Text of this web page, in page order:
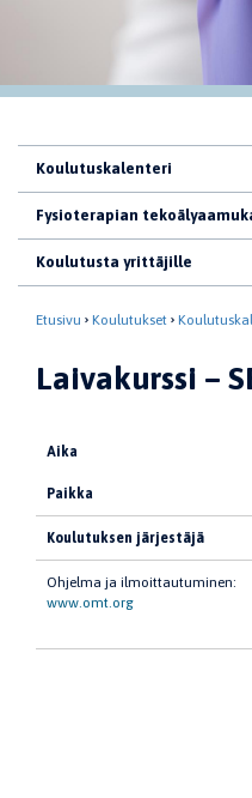
Koulutuskalenteri
Fysioterapian
Koulutusta yrittäjille
Etusivu Koulutukset
Laivakurssi –
Aika
Paikka
Koulutuksen järjestäjä
Ohjelma ja ilmoittautuminen:
www.omt.org